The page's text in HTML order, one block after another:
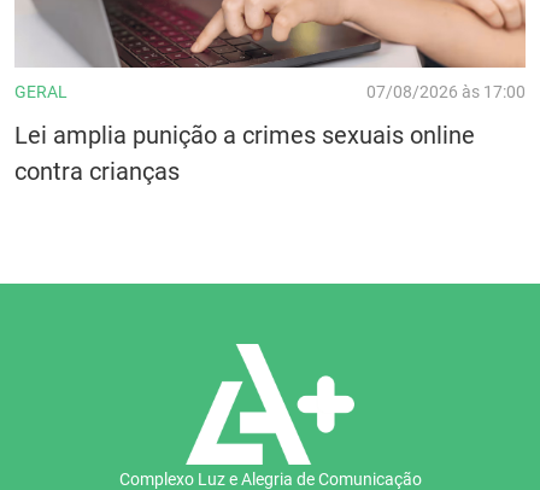
GERAL 07/08/2026 às 17:00
Lei amplia punição a crimes sexuais online
contra crianças
Complexo Luz e Alegria de Comunicação